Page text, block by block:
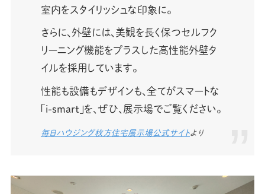
室内をスタイリッシュな印象に。
さらに、外壁には、美観を長く保つセルフク
リーニング機能をプラスした高性能外壁タ
イルを採用しています。
性能も設備もデザインも、全てがスマートな
「i-smart」を、ぜひ、展示場でご覧ください。
毎日ハウジング枚方住宅展示場公式サイトより